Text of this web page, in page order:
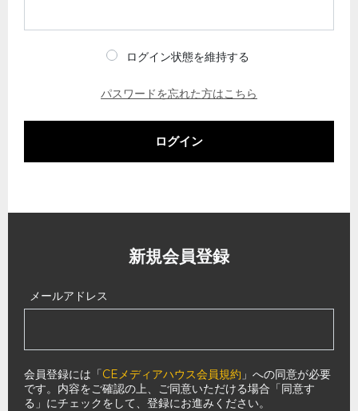
ログイン状態を維持する
パスワードを忘れた方はこちら
ログイン
新規会員登録
メールアドレス
会員登録には「CEメディアハウス会員規約 」への同意が必要
です。内容をご確認の上、ご同意いただける場合「同意す
る」にチェックをして、登録にお進みください。